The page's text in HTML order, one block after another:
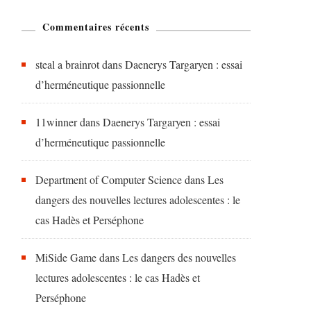
Commentaires récents
steal a brainrotdansDaenerys Targaryen : essai
d’herméneutique passionnelle
11winnerdansDaenerys Targaryen : essai
d’herméneutique passionnelle
Department of Computer SciencedansLes
dangers des nouvelles lectures adolescentes : le
cas Hadès et Perséphone
MiSide GamedansLes dangers des nouvelles
lectures adolescentes : le cas Hadès et
Perséphone